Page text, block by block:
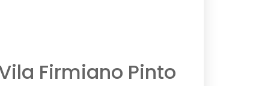
Firmiano Pinto